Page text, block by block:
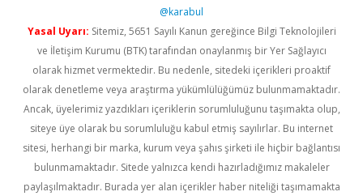
@karabul
Yasal Uyarı: Sitemiz, 5651 Sayılı Kanun gereğince Bilgi Teknolojileri
ve İletişim Kurumu (BTK) tarafından onaylanmış bir Yer Sağlayıcı
olarak hizmet vermektedir. Bu nedenle, sitedeki içerikleri proaktif
olarak denetleme veya araştırma yükümlülüğümüz bulunmamaktadır.
Ancak, üyelerimiz yazdıkları içeriklerin sorumluluğunu taşımakta olup,
siteye üye olarak bu sorumluluğu kabul etmiş sayılırlar. Bu internet
sitesi, herhangi bir marka, kurum veya şahıs şirketi ile hiçbir bağlantısı
bulunmamaktadır. Sitede yalnızca kendi hazırladığımız makaleler
paylaşılmaktadır. Burada yer alan içerikler haber niteliği taşımamakta